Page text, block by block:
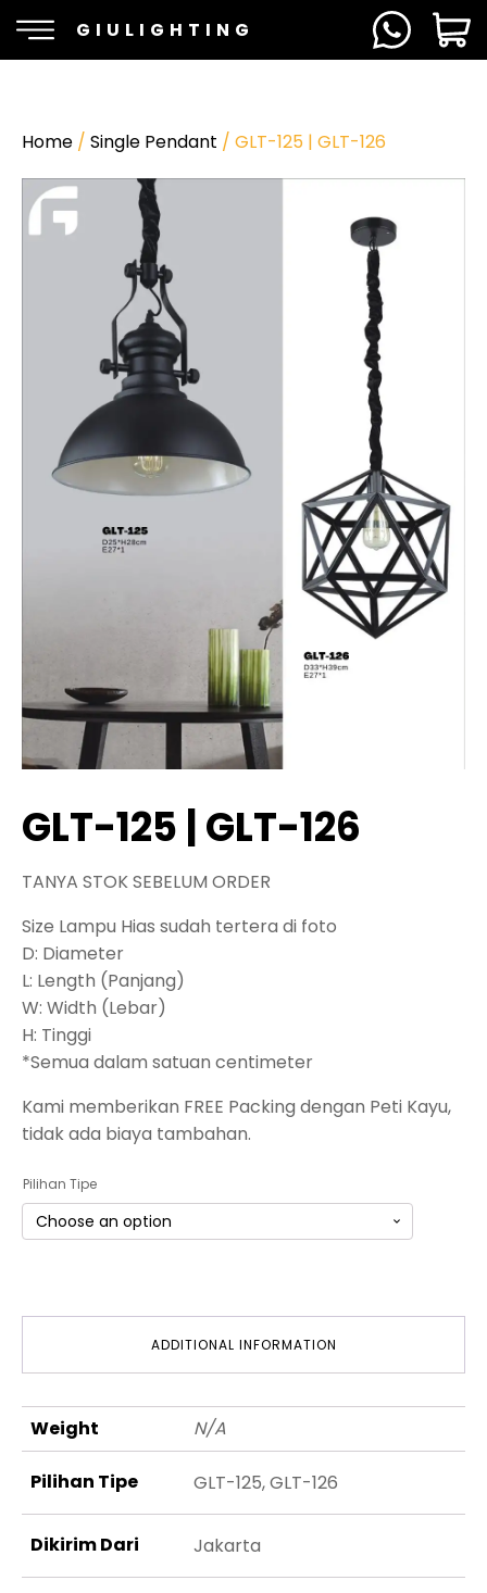
GIULIGHTING
Home / Single Pendant / GLT-125 | GLT-126
GLT-125 | GLT-126
TANYA STOK SEBELUM ORDER
Size Lampu Hias sudah tertera di foto
D: Diameter
L: Length (Panjang)
W: Width (Lebar)
H: Tinggi
*Semua dalam satuan centimeter
Kami memberikan FREE Packing dengan Peti Kayu,
tidak ada biaya tambahan.
Pilihan Tipe
ADDITIONAL INFORMATION
Weight N/A
Pilihan Tipe GLT-125, GLT-126
Dikirim Dari Jakarta